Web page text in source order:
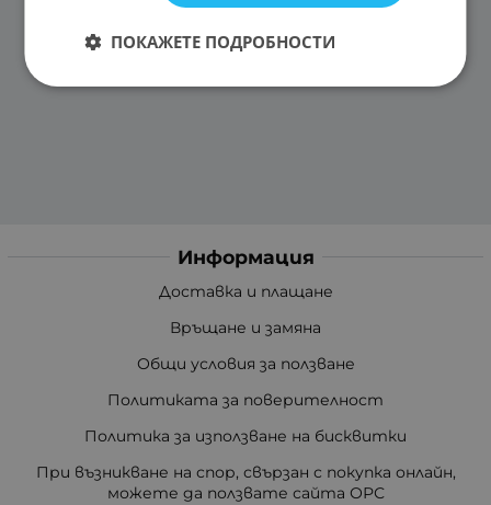
Информация
Доставка и плащане
Връщане и замяна
Общи условия за ползване
Политиката за поверителност
Политика за използване на бисквитки
При възникване на спор, свързан с покупка онлайн,
можете да ползвате сайта ОРС
ПОКАЖЕТЕ ПОДРОБНОСТИ